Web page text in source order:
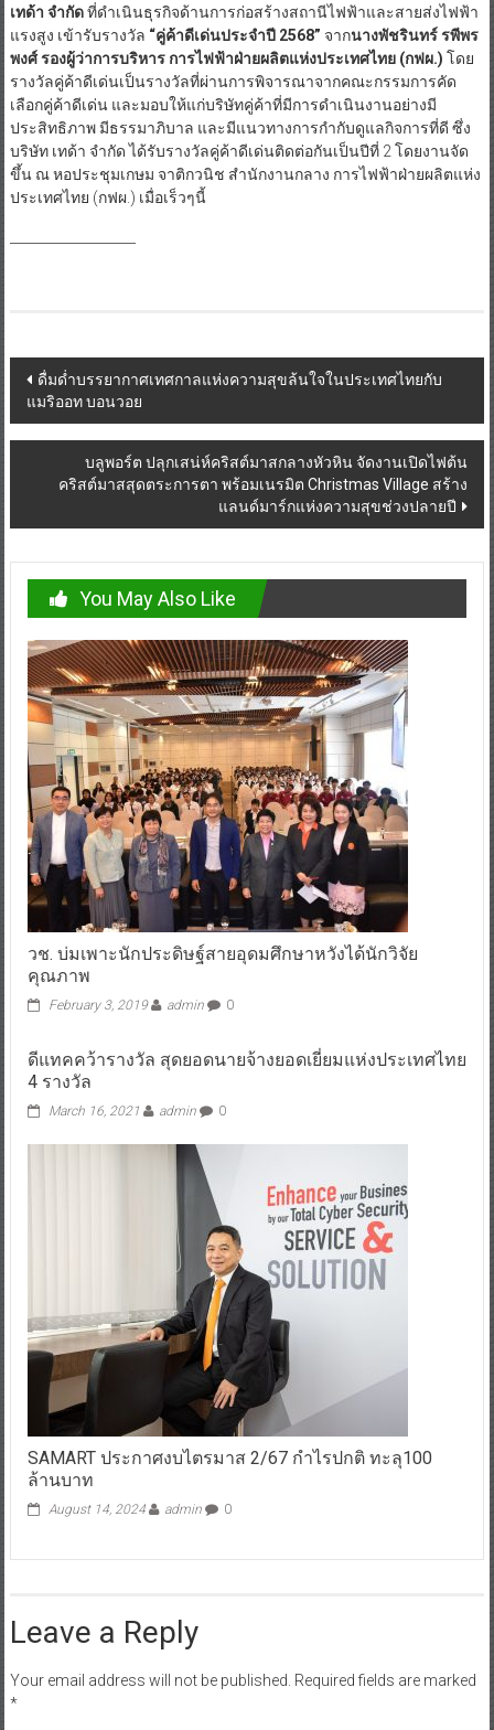
เทด้า จำกัดที่ดำเนินธุรกิจด้านการก่อสร้างสถานีไฟฟ้าและสายส่งไฟฟ้า
แรงสูง เข้ารับรางวัล “คู่ค้าดีเด่นประจำปี 2568” จากนางพัชรินทร์ รพีพร
พงศ์ รองผู้ว่าการบริหาร การไฟฟ้าฝ่ายผลิตแห่งประเทศไทย (กฟผ.) โดย
รางวัลคู่ค้าดีเด่นเป็นรางวัลที่ผ่านการพิจารณาจากคณะกรรมการคัด
เลือกคู่ค้าดีเด่น และมอบให้แก่บริษัทคู่ค้าที่มีการดำเนินงานอย่างมี
ประสิทธิภาพ มีธรรมาภิบาล และมีแนวทางการกำกับดูแลกิจการที่ดี ซึ่ง
บริษัท เทด้า จำกัด ได้รับรางวัลคู่ค้าดีเด่นติดต่อกันเป็นปีที่ 2 โดยงานจัด
ขึ้น ณ หอประชุมเกษม จาติกวนิช สำนักงานกลาง การไฟฟ้าฝ่ายผลิตแห่ง
ประเทศไทย (กฟผ.) เมื่อเร็วๆนี้
Post
navigation
ดื่มด่ำบรรยากาศเทศกาลแห่งความสุขล้นใจในประเทศไทยกับ
แมริออท บอนวอย
บลูพอร์ต ปลุกเสน่ห์คริสต์มาสกลางหัวหิน จัดงานเปิดไฟต้น
คริสต์มาสสุดตระการตา พร้อมเนรมิต Christmas Village สร้าง
แลนด์มาร์กแห่งความสุขช่วงปลายปี
You May Also Like
วช. บ่มเพาะนักประดิษฐ์สายอุดมศึกษาหวังได้นักวิจัย
คุณภาพ
February 3, 2019 admin 0
ดีแทคคว้ารางวัล สุดยอดนายจ้างยอดเยี่ยมแห่งประเทศไทย
4 รางวัล
March 16, 2021 admin 0
SAMART ประกาศงบไตรมาส 2/67 กำไรปกติ ทะลุ100
ล้านบาท
August 14, 2024 admin 0
Leave a Reply
Your email address will not be published. Required fields are marked
*